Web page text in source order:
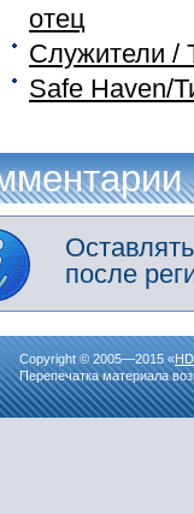
отец
Служители /
Safe Haven/
после
Copyright © 2005—2015 «
Перепечатка материала